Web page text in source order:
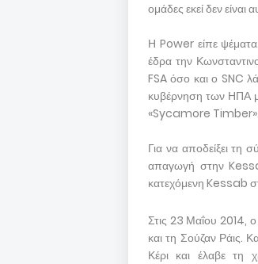
ομάδες εκεί δεν είναι
Η Power είπε
έδρα την
FSA όσο και ο SNC
κυβέρνηση των ΗΠΑ
«Sycamore Timber».
Για να αποδείξει τη
απαγωγή στην
κατεχόμενη Kessab
Στις 23 Μαΐου
και τη Σούζαν Ράις.
Κέρι και έλαβε τη